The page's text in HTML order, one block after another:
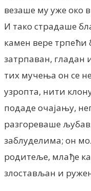
везаше му уже око
И тако страдаше
камен вере трпећи
затрпаван, гладан
тих мучења он се
узропта, нити
подаде очајању,
разгореваше
заблуделима; он
родитеље, млађе
злостављан и